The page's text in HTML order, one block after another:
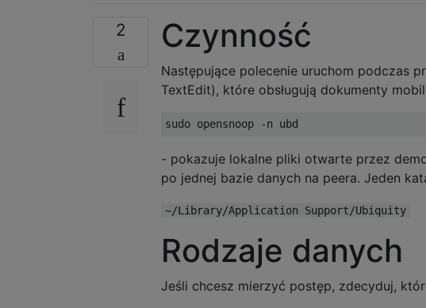
2 Czynność
Następujące polecenie uruchom podczas
TextEdit), które obsługują dokumenty
- pokazuje lokalne pliki otwarte przez
po jednej bazie danych na peera. Jeden
~/Library/Application Support/Ubiquity
Rodzaje danych
Jeśli chcesz mierzyć postęp, zdecyduj,